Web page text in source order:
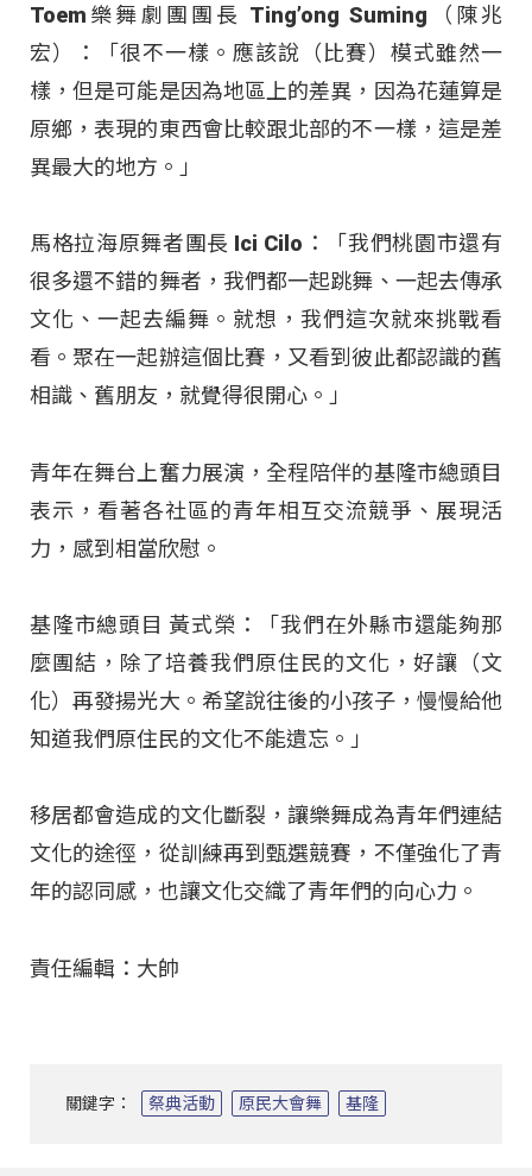
Toem樂舞劇團團長 Ting’ong Suming（陳兆
宏）：「很不一樣。應該說（比賽）模式雖然一
樣，但是可能是因為地區上的差異，因為花蓮算是
原鄉，表現的東西會比較跟北部的不一樣，這是差
異最大的地方。」
馬格拉海原舞者團長 Ici Cilo：「我們桃園市還有
很多還不錯的舞者，我們都一起跳舞、一起去傳承
文化、一起去編舞。就想，我們這次就來挑戰看
看。聚在一起辦這個比賽，又看到彼此都認識的舊
相識、舊朋友，就覺得很開心。」
青年在舞台上奮力展演，全程陪伴的基隆市總頭目
表示，看著各社區的青年相互交流競爭、展現活
力，感到相當欣慰。
基隆市總頭目 黃式榮：「我們在外縣市還能夠那
麼團結，除了培養我們原住民的文化，好讓（文
化）再發揚光大。希望說往後的小孩子，慢慢給他
知道我們原住民的文化不能遺忘。」
移居都會造成的文化斷裂，讓樂舞成為青年們連結
文化的途徑，從訓練再到甄選競賽，不僅強化了青
年的認同感，也讓文化交織了青年們的向心力。
責任編輯：大帥
關鍵字： 祭典活動 原民大會舞 基隆